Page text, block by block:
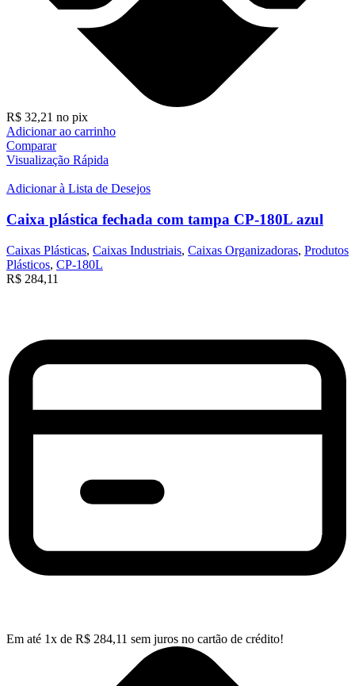
R$ 32,21 no pix
Adicionar ao carrinho
Comparar
Visualização Rápida
Adicionar à Lista de Desejos
Caixa plástica fechada com tampa CP-180L azul
Caixas Plásticas, Caixas Industriais, Caixas Organizadoras, Produtos
Plásticos, CP-180L
R$ 284,11
Em até 1x de R$ 284,11 sem juros no cartão de crédito!